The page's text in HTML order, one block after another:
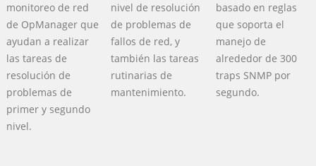
monitoreo de red
de OpManager que
ayudan a realizar
las tareas de
resolución de
problemas de
primer y segundo
nivel.
nivel de resolución
de problemas de
fallos de red, y
también las tareas
rutinarias de
mantenimiento.
basado en reglas
que soporta el
manejo de
alrededor de 300
traps SNMP por
segundo.